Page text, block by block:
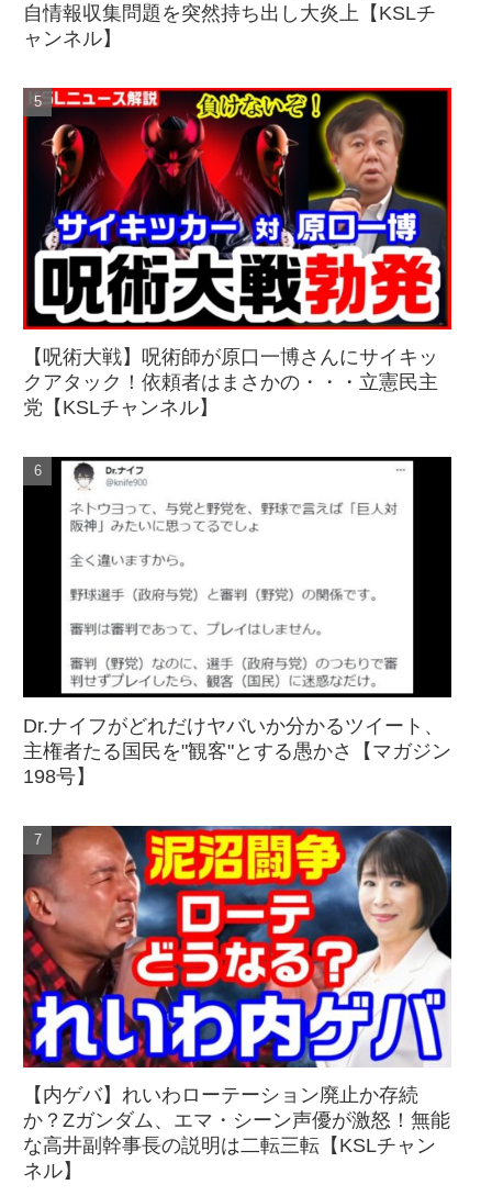
自情報収集問題を突然持ち出し大炎上【KSLチ
ャンネル】
【呪術大戦】呪術師が原口一博さんにサイキッ
クアタック！依頼者はまさかの・・・立憲民主
党【KSLチャンネル】
Dr.ナイフがどれだけヤバいか分かるツイート、
主権者たる国民を"観客"とする愚かさ【マガジン
198号】
【内ゲバ】れいわローテーション廃止か存続
か？Zガンダム、エマ・シーン声優が激怒！無能
な高井副幹事長の説明は二転三転【KSLチャン
ネル】